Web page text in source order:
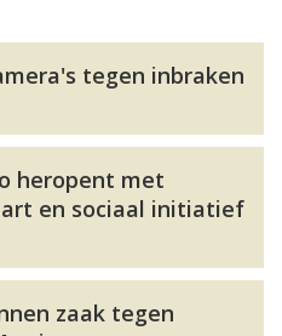
tegen inbraken
heropent met
en sociaal initiatief
zaak tegen